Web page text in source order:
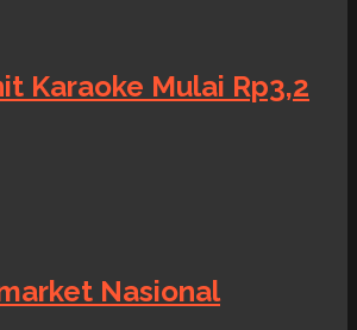
Karaoke Mulai Rp3,2
Nasional